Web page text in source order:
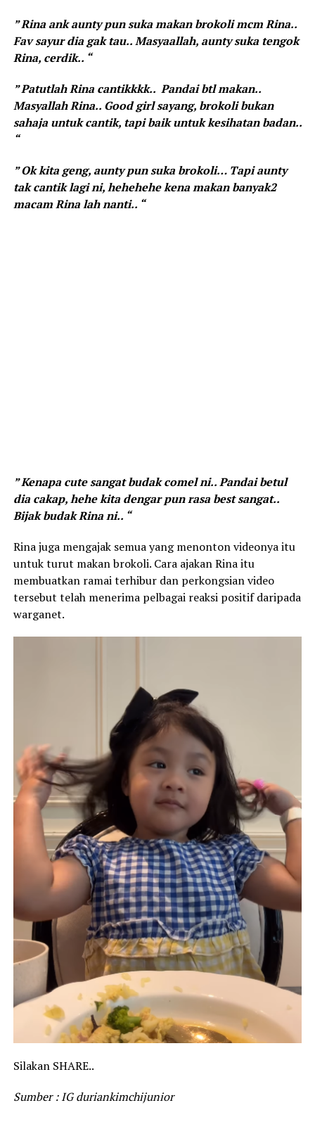
” Rina ank aunty pun suka makan brokoli mcm Rina..
Fav sayur dia gak tau.. Masyaallah, aunty suka tengok
Rina, cerdik.. “
” Patutlah Rina cantikkkk.. Pandai btl makan..
Masyallah Rina.. Good girl sayang, brokoli bukan
sahaja untuk cantik, tapi baik untuk kesihatan badan..
“
” Ok kita geng, aunty pun suka brokoli… Tapi aunty
tak cantik lagi ni, hehehehe kena makan banyak2
macam Rina lah nanti.. “
” Kenapa cute sangat budak comel ni.. Pandai betul
dia cakap, hehe kita dengar pun rasa best sangat..
Bijak budak Rina ni.. “
Rina juga mengajak semua yang menonton videonya itu
untuk turut makan brokoli. Cara ajakan Rina itu
membuatkan ramai terhibur dan perkongsian video
tersebut telah menerima pelbagai reaksi positif daripada
warganet.
Silakan SHARE..
Sumber : IG duriankimchijunior